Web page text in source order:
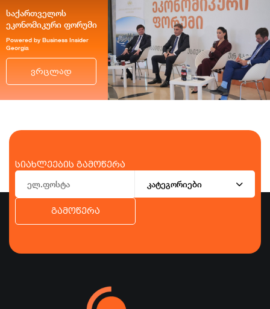
საქართველოს
ეკონომიკური ფორუმი
Powered by Business Insider
Georgia
ვრცლად
სიახლეების გამოწერა
კატეგორიები
გამოწერა